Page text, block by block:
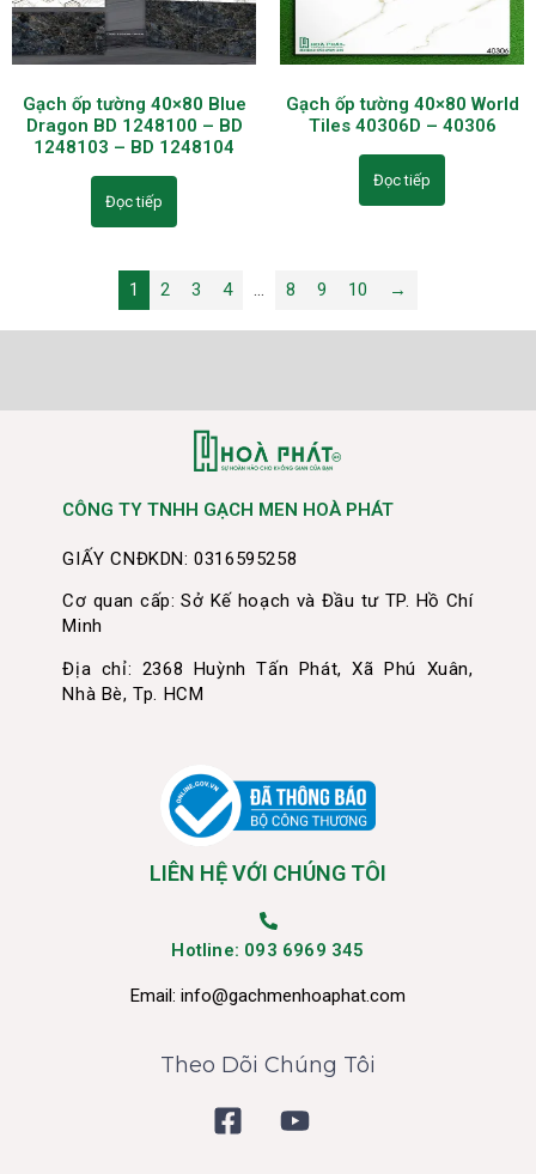
Gạch ốp tường 40×80 Blue
Dragon BD 1248100 – BD
1248103 – BD 1248104
Đọc tiếp
Gạch ốp tường 40×80 World
Tiles 40306D – 40306
Đọc tiếp
1 2 3 4 … 8 9 10 →
CÔNG TY TNHH GẠCH MEN HOÀ PHÁT
GIẤY CNĐKDN: 0316595258
Cơ quan cấp: Sở Kế hoạch và Đầu tư TP. Hồ Chí
Minh
Địa chỉ: 2368 Huỳnh Tấn Phát, Xã Phú Xuân,
Nhà Bè, Tp. HCM
LIÊN HỆ VỚI CHÚNG TÔI
Hotline: 093 6969 345
Email: info@gachmenhoaphat.com
Theo Dõi Chúng Tôi